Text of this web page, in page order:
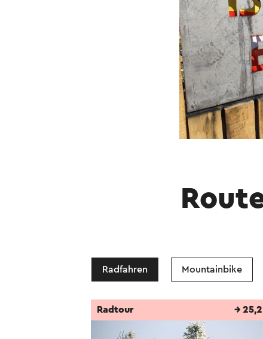
Radfahren Mountainbike
Radtour →